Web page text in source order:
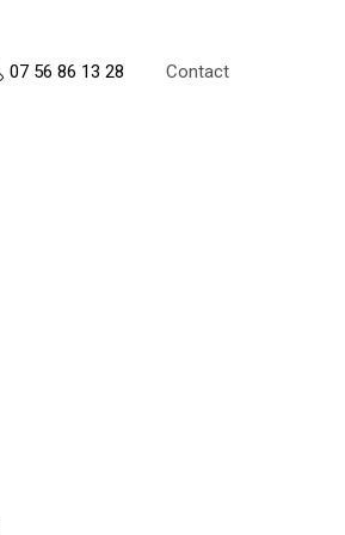
07 56 86 13 28 Contact